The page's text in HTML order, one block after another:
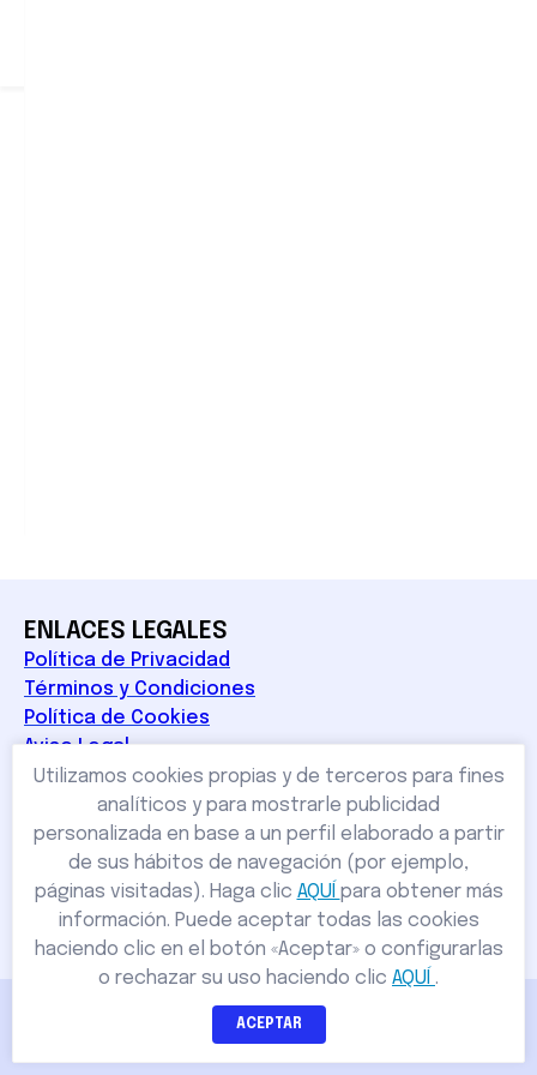
ENLACES LEGALES
Política de Privacidad
Términos y Condiciones
Política de Cookies
Aviso Legal
CONTÁCTENOS
Avda. de la Sagra, 81
(Numancia de la Sagra),
45230 Toledo
+34 656 386 895
hscspaingerencia@gmail.com
© 2025 cursos.hsc-spain.com.
Utilizamos cookies propias y de terceros para fines
analíticos y para mostrarle publicidad
personalizada en base a un perfil elaborado a partir
de sus hábitos de navegación (por ejemplo,
páginas visitadas). Haga clic AQUÍ para obtener más
información. Puede aceptar todas las cookies
haciendo clic en el botón «Aceptar» o configurarlas
o rechazar su uso haciendo clic AQUÍ .
ACEPTAR